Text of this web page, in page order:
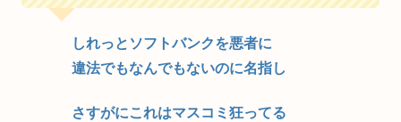
しれっとソフトバンクを悪者に
違法でもなんでもないのに名指し
さすがにこれはマスコミ狂ってる